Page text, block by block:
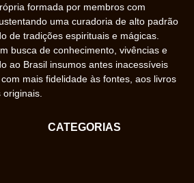
formada por membros com
uma curadoria de alto padrão
de tradições espirituais e mágicas.
busca de conhecimento, vivências e
ao Brasil insumos antes inacessíveis
mais fidelidade às fontes, aos livros
CATEGORIAS